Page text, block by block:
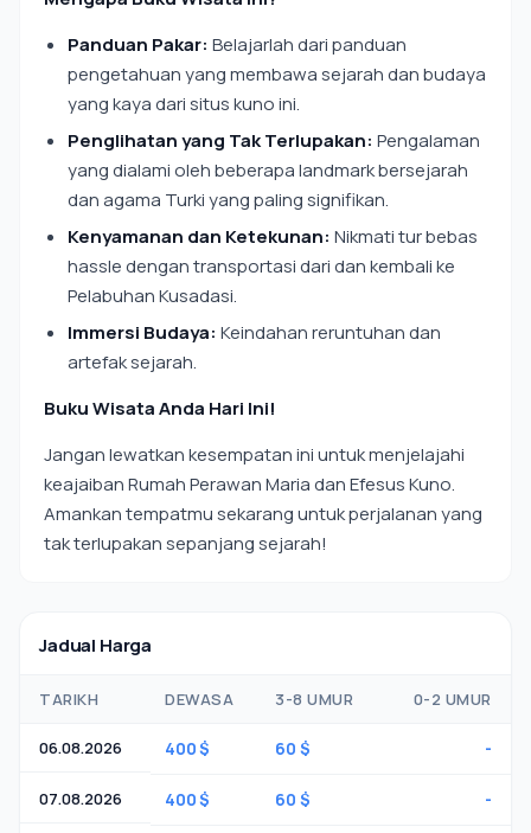
Panduan Pakar: Belajarlah dari panduan
pengetahuan yang membawa sejarah dan budaya
yang kaya dari situs kuno ini.
Penglihatan yang Tak Terlupakan: Pengalaman
yang dialami oleh beberapa landmark bersejarah
dan agama Turki yang paling signifikan.
Kenyamanan dan Ketekunan: Nikmati tur bebas
hassle dengan transportasi dari dan kembali ke
Pelabuhan Kusadasi.
Immersi Budaya: Keindahan reruntuhan dan
artefak sejarah.
Buku Wisata Anda Hari Ini!
Jangan lewatkan kesempatan ini untuk menjelajahi
keajaiban Rumah Perawan Maria dan Efesus Kuno.
Amankan tempatmu sekarang untuk perjalanan yang
tak terlupakan sepanjang sejarah!
Jadual Harga
TARIKH DEWASA 3-8 UMUR 0-2 UMUR
06.08.2026 400 $ 60 $ -
07.08.2026 400 $ 60 $ -